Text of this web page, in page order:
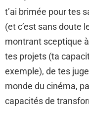
t’ai brimée pour tes
(et c’est sans doute
montrant sceptique à
tes projets (ta
exemple), de tes
monde du cinéma,
capacités de